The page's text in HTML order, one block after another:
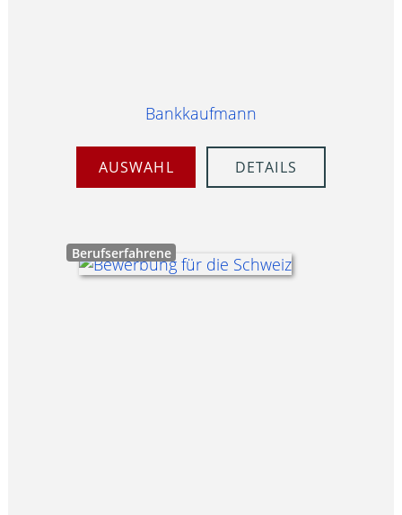
Bankkaufmann
AUSWAHL DETAILS
Berufserfahrene